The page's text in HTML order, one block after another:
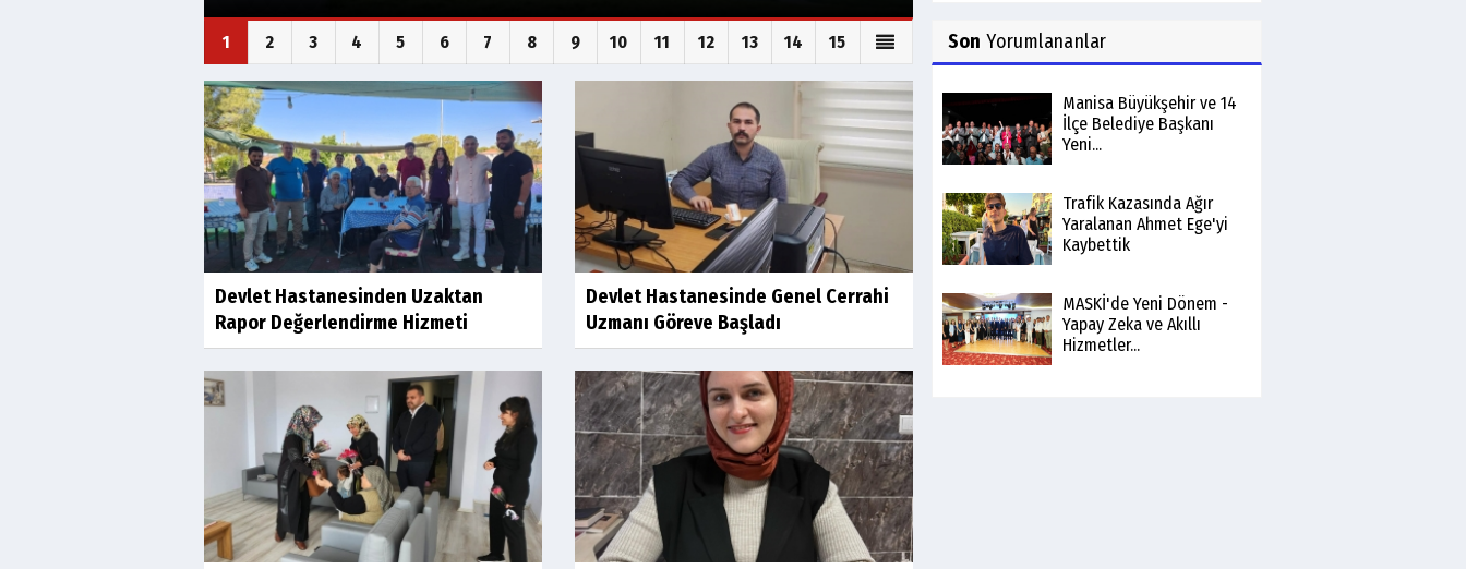
1 2 3 4 5 6 7 8 9 10 11 12 13 14 15
Devlet Hastanesinden Uzaktan
Rapor Değerlendirme Hizmeti
Devlet Hastanesinde Genel Cerrahi
Uzmanı Göreve Başladı
Son Yorumlananlar
Manisa Büyükşehir ve 14
İlçe Belediye Başkanı
Yeni...
Trafik Kazasında Ağır
Yaralanan Ahmet Ege'yi
Kaybettik
MASKİ'de Yeni Dönem -
Yapay Zeka ve Akıllı
Hizmetler...